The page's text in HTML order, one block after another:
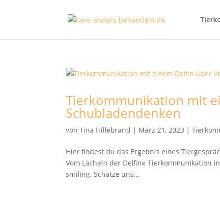
Tierkommunikation mit
Schubladendenken
vonTina Hillebrand | März 21, 2023 |
Hier findest du das Ergebnis eines
Vom Lächeln der Delfine Tierkommunikation
smiling. Schätze uns...